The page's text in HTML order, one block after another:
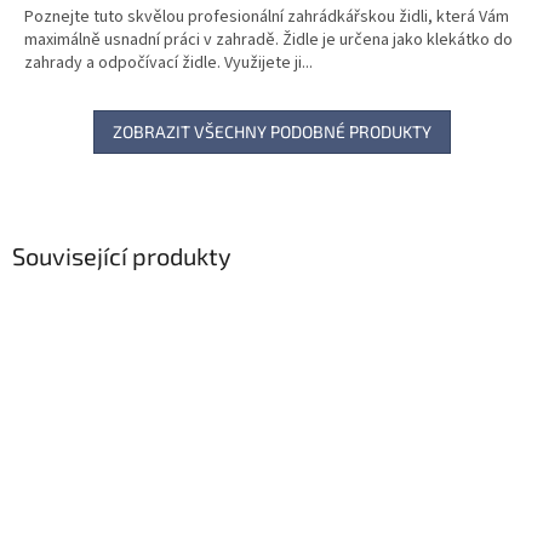
Související produkty
Poznejte tuto skvělou profesionální zahrádkářskou židli, která Vám
maximálně usnadní práci v zahradě. Židle je určena jako klekátko do
zahrady a odpočívací židle. Využijete ji...
ZOBRAZIT VŠECHNY PODOBNÉ PRODUKTY